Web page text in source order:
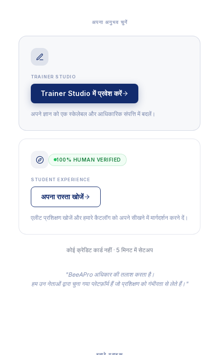
अपना अनुभव चुनें
TRAINER STUDIO
Trainer Studio में प्रवेश करें
अपने ज्ञान को एक स्केलेबल और आधिकारिक संपत्ति में बदलें।
100% HUMAN VERIFIED
STUDENT EXPERIENCE
अपना रास्ता खोजें
एलीट प्रशिक्षण खोजें और हमारे कैटलॉग को अपने सीखने में मार्गदर्शन करने दें।
कोई क्रेडिट कार्ड नहीं · 5 मिनट में सेटअप
"BeeAPro अधिकार की तलाश करता है।
हम उन नेताओं द्वारा चुना गया प्लेटफ़ॉर्म हैं जो प्रशिक्षण को गंभीरता से लेते हैं।"